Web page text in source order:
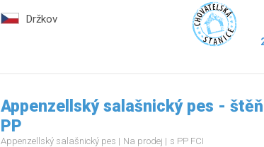
Držkov
Appenzellský salašnický pes -
PP
Appenzellský salašnický pes Na prodej s PP FCI